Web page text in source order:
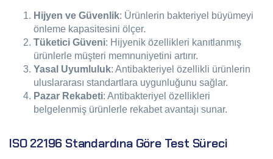
Hijyen ve Güvenlik: Ürünlerin bakteriyel büyümeyi
önleme kapasitesini ölçer.
Tüketici Güveni: Hijyenik özellikleri kanıtlanmış
ürünlerle müşteri memnuniyetini artırır.
Yasal Uyumluluk: Antibakteriyel özellikli ürünlerin
uluslararası standartlara uygunluğunu sağlar.
Pazar Rekabeti: Antibakteriyel özellikleri
belgelenmiş ürünlerle rekabet avantajı sunar.
ISO 22196 Standardına Göre Test Süreci